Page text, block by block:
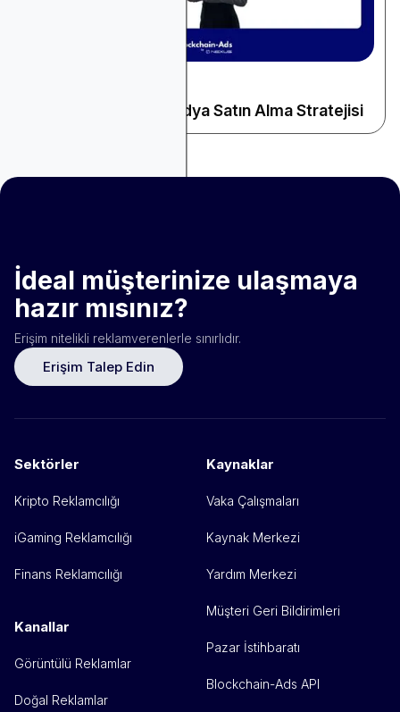
2026'da En İyi 10 Medya Satın Alma Stratejisi
İdeal müşterinize ulaşmaya
hazır mısınız?
Erişim nitelikli reklamverenlerle sınırlıdır.
Erişim Talep Edin
Sektörler
Kripto Reklamcılığı
iGaming Reklamcılığı
Finans Reklamcılığı
Kanallar
Görüntülü Reklamlar
Doğal Reklamlar
Kaynaklar
Vaka Çalışmaları
Kaynak Merkezi
Yardım Merkezi
Müşteri Geri Bildirimleri
Pazar İstihbaratı
Blockchain-Ads API